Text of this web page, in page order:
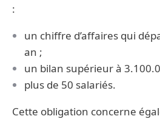
:
un chiffre d’affaires qui
an ;
un bilan supérieur à
plus de 50 salariés.
Cette obligation concerne